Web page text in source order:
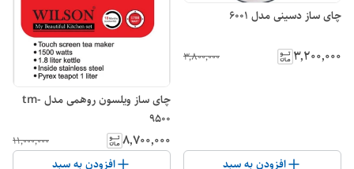
چای ساز دسینی مدل 6001
۳٬۲۰۰٬۰۰۰ ۳٬۸۰۰٬۰۰۰
افزودن به سبد
چای ساز ویلسون روهمی مدل tm-
9500
۸٬۷۰۰٬۰۰۰ ۱۱٬۰۰۰٬۰۰۰
افزودن به سبد